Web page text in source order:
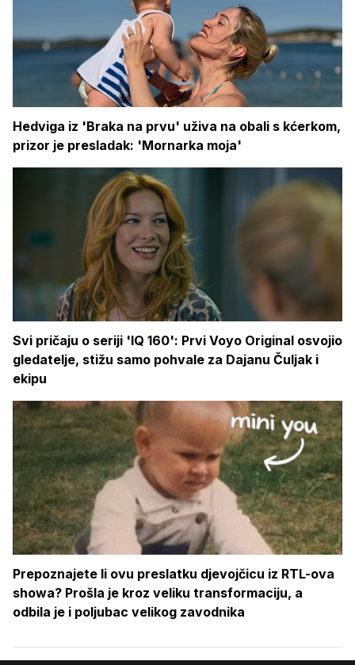
Hedviga iz 'Braka na prvu' uživa na obali s kćerkom,
prizor je presladak: 'Mornarka moja'
Svi pričaju o seriji 'IQ 160': Prvi Voyo Original osvojio
gledatelje, stižu samo pohvale za Dajanu Čuljak i
ekipu
Prepoznajete li ovu preslatku djevojčicu iz RTL-ova
showa? Prošla je kroz veliku transformaciju, a
odbila je i poljubac velikog zavodnika